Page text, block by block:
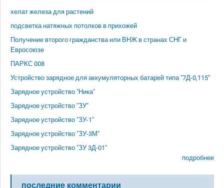
хелат железа для растений
подсветка натяжных потолков в прихожей
Получение второго гражданства или ВНЖ в странах СНГ и
Евросоюзе
ПАРКС 008
Устройство зарядное для аккумуляторных батарей типа "7Д-0,115"
Зарядное устройство "Ника"
Зарядное устройство "ЗУ"
Зарядное устройство "ЗУ-1"
Зарядное устройство "ЗУ-3М"
Зарядное устройство "ЗУ 3Д-01"
подробнее
последние комментарии